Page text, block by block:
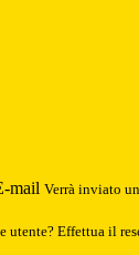
mail Verrà inviato
utente? Effettua il